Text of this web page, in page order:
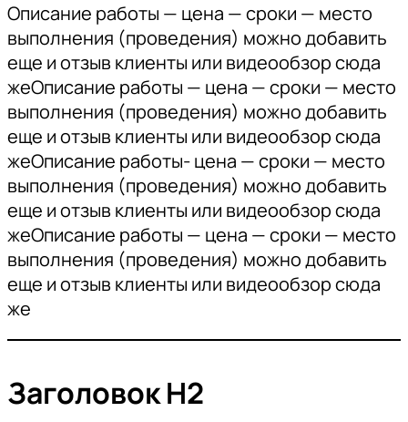
Описание работы — цена — сроки — место
выполнения (проведения) можно добавить
еще и отзыв клиенты или видеообзор сюда
жеОписание работы — цена — сроки — место
выполнения (проведения) можно добавить
еще и отзыв клиенты или видеообзор сюда
жеОписание работы- цена — сроки — место
выполнения (проведения) можно добавить
еще и отзыв клиенты или видеообзор сюда
жеОписание работы — цена — сроки — место
выполнения (проведения) можно добавить
еще и отзыв клиенты или видеообзор сюда
же
Заголовок Н2